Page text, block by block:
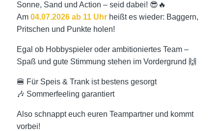
Sonne, Sand und Action – seid dabei! 😎🔥
Am 04.07.2026 ab 11 Uhrheißt es wieder: Baggern,
Pritschen und Punkte holen!
Egal ob Hobbyspieler oder ambitioniertes Team –
Spaß und gute Stimmung stehen im Vordergrund 🙌
🍔 Für Speis & Trank ist bestens gesorgt
🎶 Sommerfeeling garantiert
Also schnappt euch euren Teampartner und kommt
vorbei!